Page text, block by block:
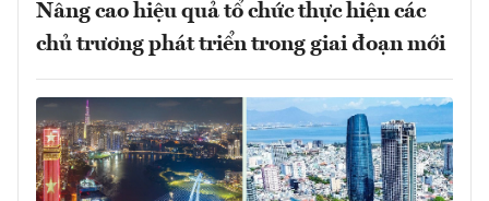
Nâng cao hiệu quả tổ chức thực hiện các
chủ trương phát triển trong giai đoạn mới